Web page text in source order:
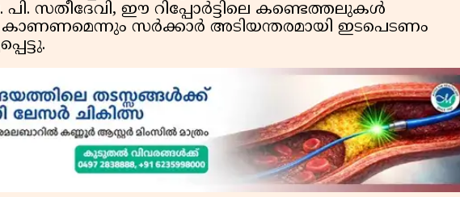
സതീദേവി, ഈ റിപ്പോര്‍ട്ടിലെ കണ്ടെത്തലുകള്‍
സര്‍ക്കാര്‍ അടിയന്തരമായി ഇടപെടണം